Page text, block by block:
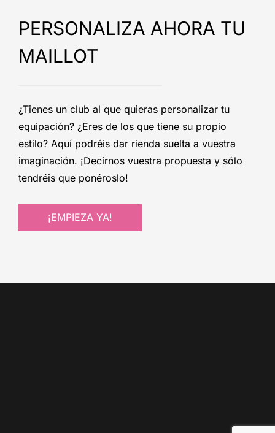
PERSONALIZA AHORA TU
MAILLOT
¿Tienes un club al que quieras personalizar tu
equipación? ¿Eres de los que tiene su propio
estilo? Aquí podréis dar rienda suelta a vuestra
imaginación. ¡Decirnos vuestra propuesta y sólo
tendréis que ponéroslo!
¡EMPIEZA YA!